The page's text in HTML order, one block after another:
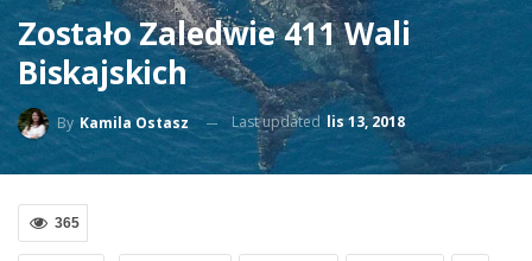
Zostało Zaledwie 411 Wali
Biskajskich
By Kamila Ostasz Last updated lis 13, 2018
365